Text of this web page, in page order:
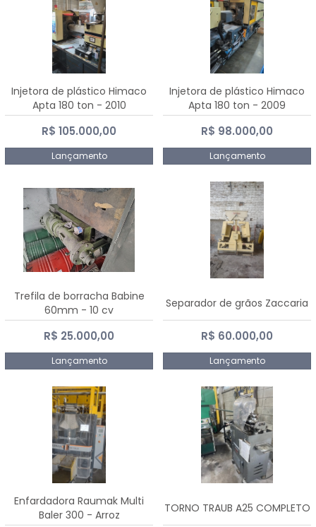
Injetora de plástico Himaco
Apta 180 ton - 2010
R$ 105.000,00
Lançamento
Injetora de plástico Himaco
Apta 180 ton - 2009
R$ 98.000,00
Lançamento
Trefila de borracha Babine
60mm - 10 cv
R$ 25.000,00
Lançamento
Separador de grãos Zaccaria
R$ 60.000,00
Lançamento
Enfardadora Raumak Multi
Baler 300 - Arroz
TORNO TRAUB A25 COMPLETO